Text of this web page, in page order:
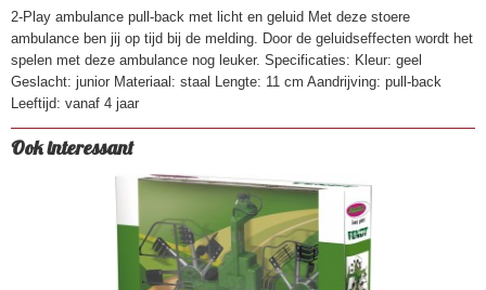
EAN code
8713219329542
2-Play ambulance pull-back met licht en geluid Met deze stoere
ambulance ben jij op tijd bij de melding. Door de geluidseffecten wordt het
spelen met deze ambulance nog leuker. Specificaties: Kleur: geel
Geslacht: junior Materiaal: staal Lengte: 11 cm Aandrijving: pull-back
Leeftijd: vanaf 4 jaar
Ook interessant